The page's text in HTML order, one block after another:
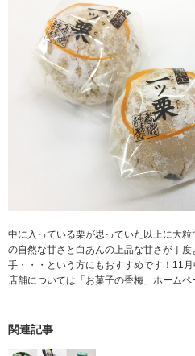
中に入っている栗が思っていた以上に大
の自然な甘さと白あんの上品な甘さが丁
手・・・という方にもおすすめです！11
店舗については「お菓子の香梅」ホームペ
関連記事